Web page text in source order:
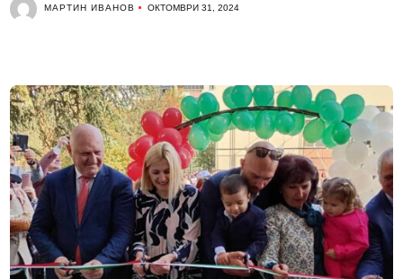
МАРТИН ИВАНОВ ОКТОМВРИ 31, 2024